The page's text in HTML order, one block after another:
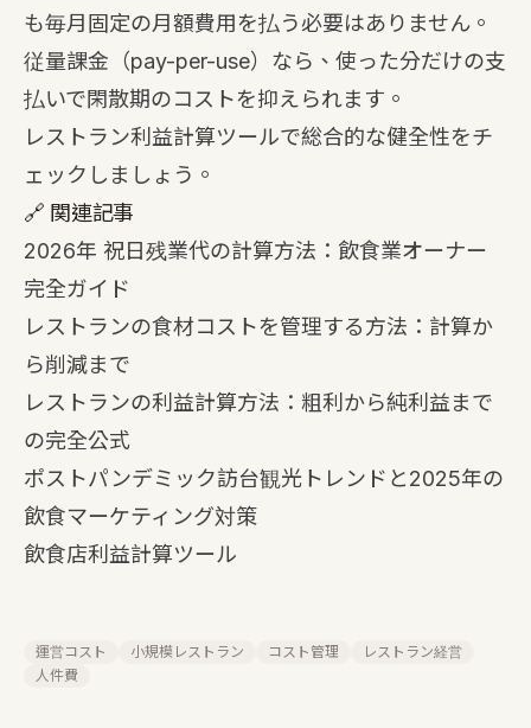
も毎月固定の月額費用を払う必要はありません。
従量課金（pay-per-use）なら、使った分だけの支
払いで閑散期のコストを抑えられます。
レストラン利益計算ツールで総合的な健全性をチ
ェックしましょう。
🔗 関連記事
2026年 祝日残業代の計算方法：飲食業オーナー
完全ガイド
レストランの食材コストを管理する方法：計算か
ら削減まで
レストランの利益計算方法：粗利から純利益まで
の完全公式
ポストパンデミック訪台観光トレンドと2025年の
飲食マーケティング対策
飲食店利益計算ツール
運営コスト 小規模レストラン コスト管理
レストラン経営
人件費